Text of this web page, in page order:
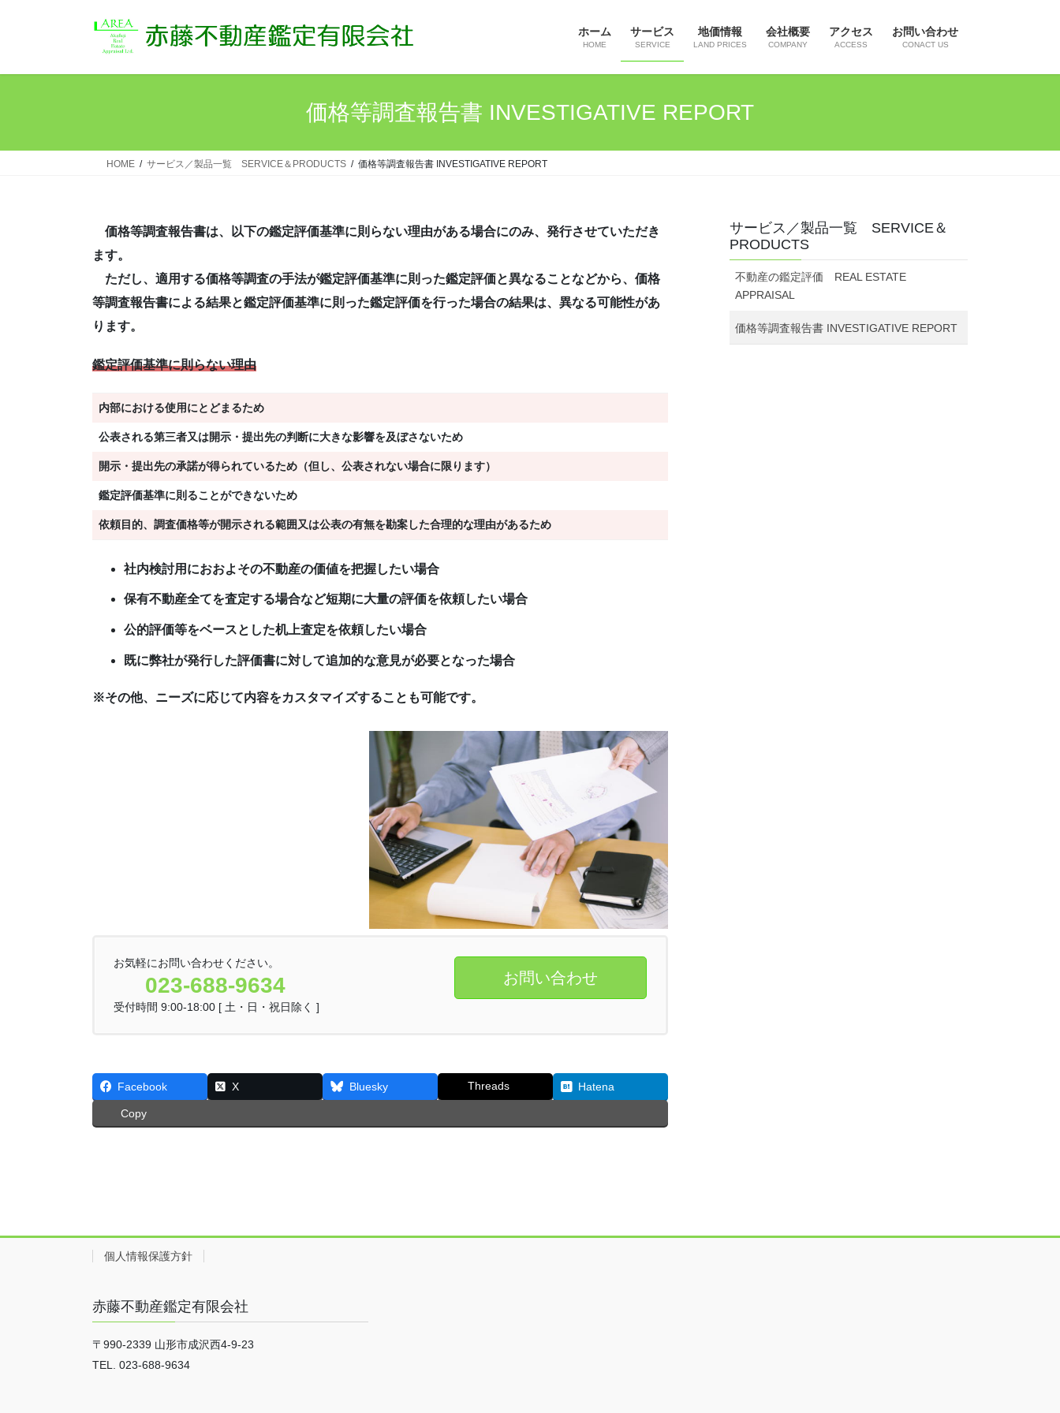
ホーム
HOME
サービス
SERVICE
地価情報
LAND PRICES
会社概要
COMPANY
アクセス
ACCESS
お問い合わせ
CONACT US
価格等調査報告書 INVESTIGATIVE REPORT
HOME サービス／製品一覧 SERVICE＆PRODUCTS 価格等調査報告書 INVESTIGATIVE REPORT
価格等調査報告書は、以下の鑑定評価基準に則らない理由がある場合にのみ、発行させていただき
ます。
ただし、適用する価格等調査の手法が鑑定評価基準に則った鑑定評価と異なることなどから、価格
等調査報告書による結果と鑑定評価基準に則った鑑定評価を行った場合の結果は、異なる可能性があ
ります。
鑑定評価基準に則らない理由
内部における使用にとどまるため
公表される第三者又は開示・提出先の判断に大きな影響を及ぼさないため
開示・提出先の承諾が得られているため（但し、公表されない場合に限ります）
鑑定評価基準に則ることができないため
依頼目的、調査価格等が開示される範囲又は公表の有無を勘案した合理的な理由があるため
社内検討用におおよその不動産の価値を把握したい場合
保有不動産全てを査定する場合など短期に大量の評価を依頼したい場合
公的評価等をベースとした机上査定を依頼したい場合
既に弊社が発行した評価書に対して追加的な意見が必要となった場合
※その他、ニーズに応じて内容をカスタマイズすることも可能です。
お気軽にお問い合わせください。
023-688-9634
受付時間 9:00-18:00 [ 土・日・祝日除く ]
お問い合わせ
Facebook X Bluesky Threads Hatena
Copy
サービス／製品一覧 SERVICE＆
PRODUCTS
不動産の鑑定評価 REAL ESTATE
APPRAISAL
価格等調査報告書 INVESTIGATIVE REPORT
個人情報保護方針
赤藤不動産鑑定有限会社
〒990-2339 山形市成沢西4-9-23
TEL. 023-688-9634